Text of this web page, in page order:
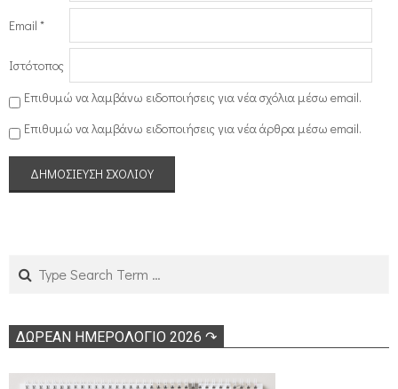
Email *
Ιστότοπος
Επιθυμώ να λαμβάνω ειδοποιήσεις για νέα σχόλια μέσω email.
Επιθυμώ να λαμβάνω ειδοποιήσεις για νέα άρθρα μέσω email.
ΔΩΡΕΑΝ ΗΜΕΡΟΛΟΓΙΟ 2026 ↷